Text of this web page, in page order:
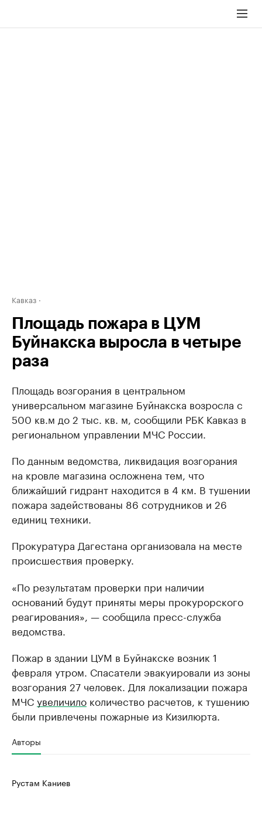
Кавказ
Площадь пожара в ЦУМ
Буйнакска выросла в четыре
раза
Площадь возгорания в центральном
универсальном магазине Буйнакска возросла с
500 кв.м до 2 тыс. кв. м, сообщили РБК Кавказ в
региональном управлении МЧС России.
По данным ведомства, ликвидация возгорания
на кровле магазина осложнена тем, что
ближайший гидрант находится в 4 км. В тушении
пожара задействованы 86 сотрудников и 26
единиц техники.
Прокуратура Дагестана организовала на месте
происшествия проверку.
«По результатам проверки при наличии
оснований будут приняты меры прокурорского
реагирования», — сообщила пресс-служба
ведомства.
Пожар в здании ЦУМ в Буйнакске возник 1
февраля утром. Спасатели эвакуировали из зоны
возгорания 27 человек. Для локализации пожара
МЧСувеличило количество расчетов, к тушению
были привлечены пожарные из Кизилюрта.
Авторы
Рустам Каниев